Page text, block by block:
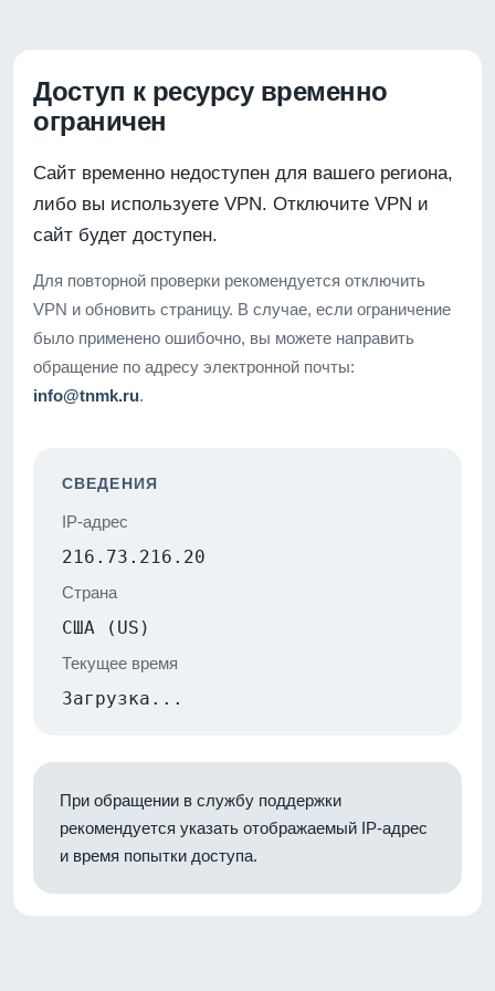
Доступ к ресурсу временно
ограничен
Сайт временно недоступен для вашего региона,
либо вы используете VPN. Отключите VPN и
сайт будет доступен.
Для повторной проверки рекомендуется отключить
VPN и обновить страницу. В случае, если ограничение
было применено ошибочно, вы можете направить
обращение по адресу электронной почты:
info@tnmk.ru.
СВЕДЕНИЯ
IP-адрес
216.73.216.20
Страна
США (US)
Текущее время
Загрузка...
При обращении в службу поддержки
рекомендуется указать отображаемый IP-адрес
и время попытки доступа.